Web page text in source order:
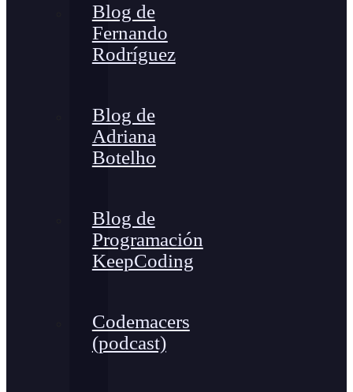
Blog de
Fernando
Rodríguez
Blog de
Adriana
Botelho
Blog de
Programación
KeepCoding
Codemacers
(podcast)